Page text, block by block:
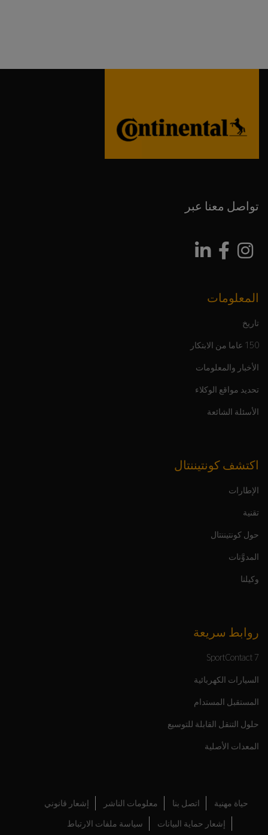
تواصل معنا عبر
المعلومات
تاريخ
150 عاما من الابتكار
الأخبار والمعلومات
تحديد مواقع الوكلاء
الأسئلة الشائعة
اكتشف كونتيننتال
الإطارات
تقنية
حول كونتيننتال
المدوَّنات
وكيلنا
روابط سريعة
SportContact 7
السيارات الكهربائية
المستقبل المستدام
حلول التنقل القابلة للتوسيع
المعدات الأصلية
حياة مهنية اتصل بنا معلومات الناشر إشعار قانوني
إشعار حماية البيانات سياسة ملفات الارتباط